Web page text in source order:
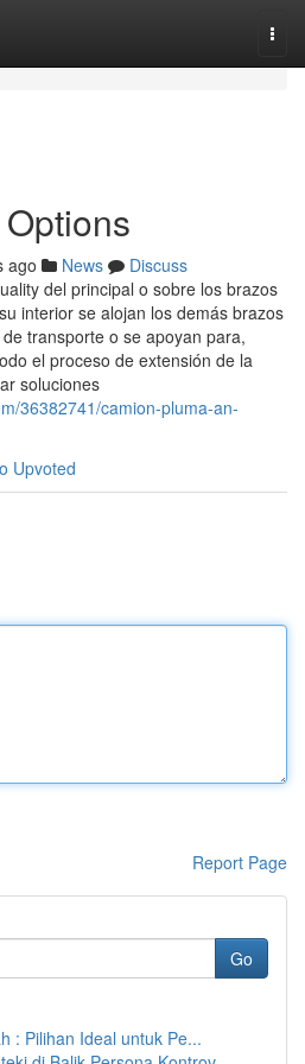
ago News
Discuss
del principal o sobre los brazos
interior se alojan los demás brazos
transporte o se apoyan para,
el proceso de extensión de la
soluciones
36382741/camion-pluma-an-
Upvoted
Report Page
Go
: Pilihan Ideal untuk Pe...